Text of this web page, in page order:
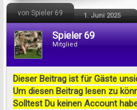
von Spieler 69 1. Juni 2025
Spieler 69
Mitglied
Dieser Beitrag ist für Gäste
Um diesen Beitrag lesen zu
Solltest Du keinen Account